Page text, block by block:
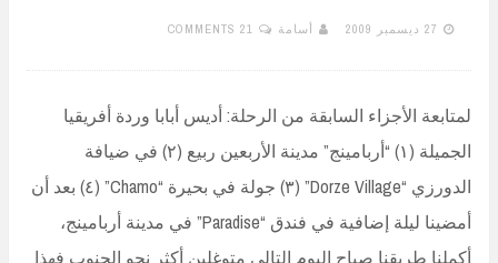
27 ديسمبر 2009 أسامة 21 COMMENTS
لمتابعة الأجزاء السابقة من الرحلة: أديس أبابا وردة أفريقيا
الجميلة (١) “أربامينج” مدينة الأربعين ربيع (٢) في ضيافة
الدورزي “Dorze Village” (٣) جولة في بحيرة “Chamo” (٤) بعد أن
أمضينا ليلة إضافية في فندق “Paradise” في مدينة أربامينج،
أكملنا طريقنا صباح اليوم التالي متوغلين أكثر نحو الجنوب فهذا